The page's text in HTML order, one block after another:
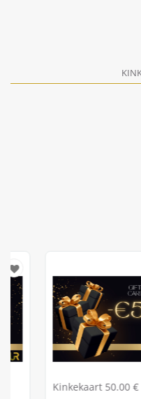
Kinkekaart 50.00 €